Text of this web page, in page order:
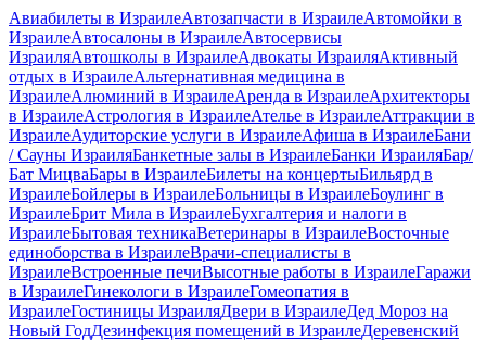
Авиабилеты в ИзраилеАвтозапчасти в ИзраилеАвтомойки в
ИзраилеАвтосалоны в ИзраилеАвтосервисы
ИзраиляАвтошколы в ИзраилеАдвокаты ИзраиляАктивный
отдых в ИзраилеАльтернативная медицина в
ИзраилеАлюминий в ИзраилеАренда в ИзраилеАрхитекторы
в ИзраилеАстрология в ИзраилеАтелье в ИзраилеАттракции в
ИзраилеАудиторские услуги в ИзраилеАфиша в ИзраилеБани
/ Сауны ИзраиляБанкетные залы в ИзраилеБанки ИзраиляБар/
Бат МицваБары в ИзраилеБилеты на концертыБильярд в
ИзраилеБойлеры в ИзраилеБольницы в ИзраилеБоулинг в
ИзраилеБрит Мила в ИзраилеБухгалтерия и налоги в
ИзраилеБытовая техникаВетеринары в ИзраилеВосточные
единоборства в ИзраилеВрачи-специалисты в
ИзраилеВстроенные печиВысотные работы в ИзраилеГаражи
в ИзраилеГинекологи в ИзраилеГомеопатия в
ИзраилеГостиницы ИзраиляДвери в ИзраилеДед Мороз на
Новый ГодДезинфекция помещений в ИзраилеДеревенский